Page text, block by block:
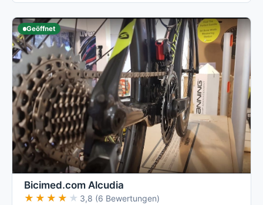
Geöffnet
Bicimed.com Alcudia
★★★★★
★★★★★ 3,8 (6 Bewertungen)